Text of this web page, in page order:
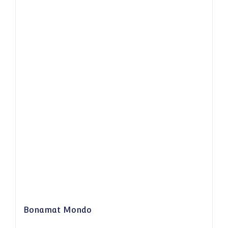
Bonamat Mondo